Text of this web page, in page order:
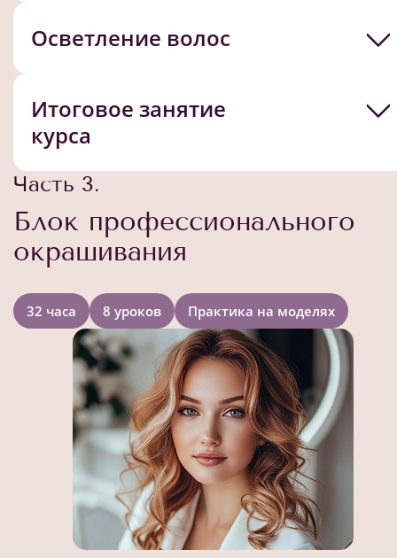
Осветление волос
Итоговое занятие
курса
Часть 3.
Блок профессионального
окрашивания
32 часа 8 уроков Практика на моделях